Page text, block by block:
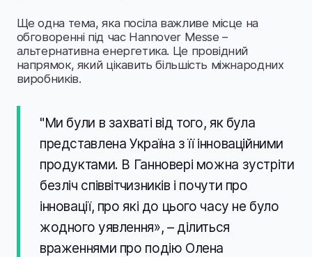
Ще одна тема, яка посіла важливе місце на
обговоренні під час Hannover Messe –
альтернативна енергетика. Це провідний
напрямок, який цікавить більшість міжнародних
виробників.
"Ми були в захваті від того, як була
представлена Україна з її інноваційними
продуктами. В Ганновері можна зустріти
безліч співвітчизників і почути про
інновації, про які до цього часу не було
жодного уявлення», – ділиться
враженнями про подію Олена